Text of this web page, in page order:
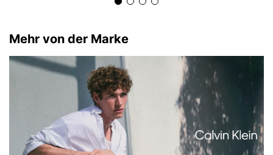
Mehr von der Marke